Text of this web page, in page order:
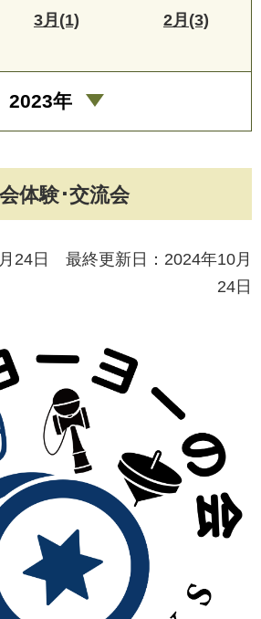
体験･交流会
24日 最終更新日：2024年10月
24日
3月(1) 2月(3)
2023年